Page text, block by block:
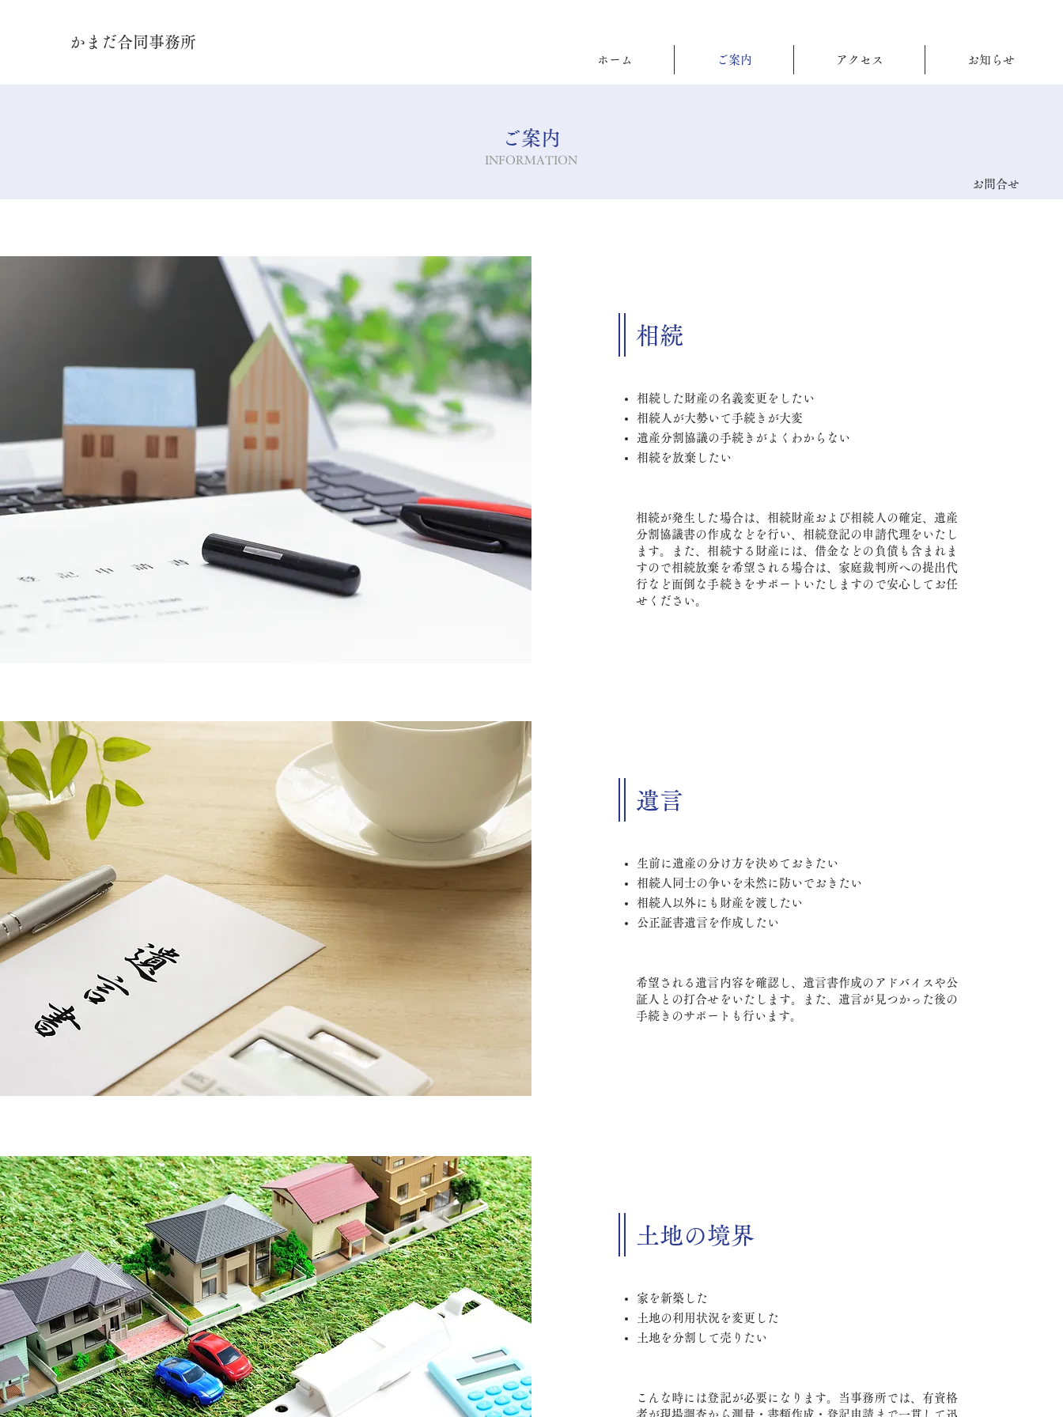
お問合せ
かまだ合同事務所
ホーム ご案内 アクセス お知らせ
ご案内
INFORMATION
相続
相続した財産の名義変更をしたい
相続人が大勢いて手続きが大変
遺産分割協議の手続きがよくわからない
相続を放棄したい
相続が発生した場合は、相続財産および相続人の確定、遺産
分割協議書の作成などを行い、相続登記の申請代理をいたし
ます。また、相続する財産には、借金などの負債も含まれま
すので相続放棄を希望される場合は、家庭裁判所への提出代
行など面倒な手続きをサポートいたしますので安心してお任
せください。
遺言
生前に遺産の分け方を決めておきたい
相続人同士の争いを未然に防いでおきたい
相続人以外にも財産を渡したい
公正証書遺言を作成したい
希望される遺言内容を確認し、遺言書作成のアドバイスや公
証人との打合せをいたします。また、遺言が見つかった後の
手続きのサポートも行います。
土地の境界
家を新築した
土地の利用状況を変更した
土地を分割して売りたい
こんな時には登記が必要になります。当事務所では、有資格
者が現場調査から測量・書類作成・登記申請まで一貫して迅